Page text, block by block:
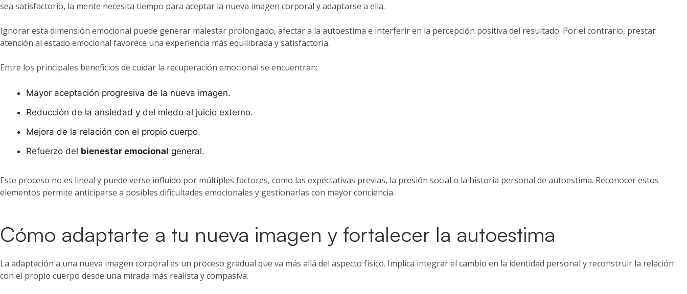
sea satisfactorio, la mente necesita tiempo para aceptar la nueva imagen corporal y adaptarse a ella.
Ignorar esta dimensión emocional puede generar malestar prolongado, afectar a la autoestima e interferir en la percepción positiva del resultado. Por el contrario, prestar
atención al estado emocional favorece una experiencia más equilibrada y satisfactoria.
Entre los principales beneficios de cuidar la recuperación emocional se encuentran:
Mayor aceptación progresiva de la nueva imagen.
Reducción de la ansiedad y del miedo al juicio externo.
Mejora de la relación con el propio cuerpo.
Refuerzo del bienestar emocional general.
Este proceso no es lineal y puede verse influido por múltiples factores, como las expectativas previas, la presión social o la historia personal de autoestima. Reconocer estos
elementos permite anticiparse a posibles dificultades emocionales y gestionarlas con mayor conciencia.
Cómo adaptarte a tu nueva imagen y fortalecer la autoestima
La adaptación a una nueva imagen corporal es un proceso gradual que va más allá del aspecto físico. Implica integrar el cambio en la identidad personal y reconstruir la relación
con el propio cuerpo desde una mirada más realista y compasiva.